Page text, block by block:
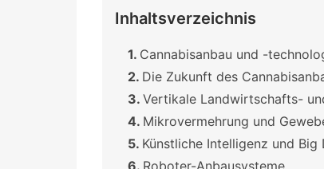
Inhaltsverzeichnis
Cannabisanbau und -
Die Zukunft des
Vertikale Landwirtschafts-
Mikrovermehrung und
Künstliche Intelligenz und Big